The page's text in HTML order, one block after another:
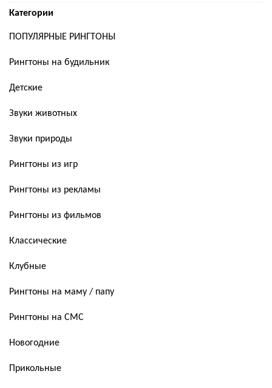
Категории
ПОПУЛЯРНЫЕ РИНГТОНЫ
Рингтоны на будильник
Детские
Звуки животных
Звуки природы
Рингтоны из игр
Рингтоны из рекламы
Рингтоны из фильмов
Классические
Клубные
Рингтоны на маму / папу
Рингтоны на СМС
Новогодние
Прикольные